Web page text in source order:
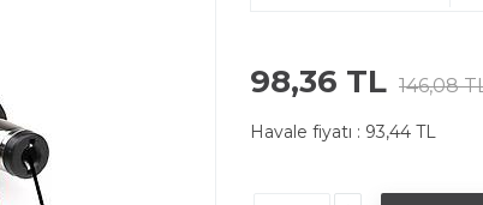
98,36 TL 146,08
Havale fiyatı : 93,44 TL